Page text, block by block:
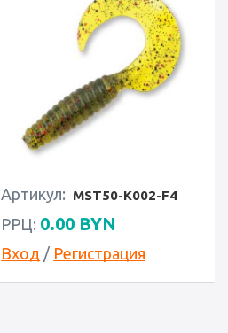
Артикул: MST50-K002-F4
РРЦ: 0.00 BYN
Вход / Регистрация